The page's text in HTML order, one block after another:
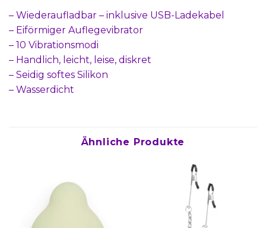
– Wiederaufladbar – inklusive USB-Ladekabel
– Eiförmiger Auflegevibrator
– 10 Vibrationsmodi
– Handlich, leicht, leise, diskret
– Seidig softes Silikon
– Wasserdicht
Ähnliche Produkte